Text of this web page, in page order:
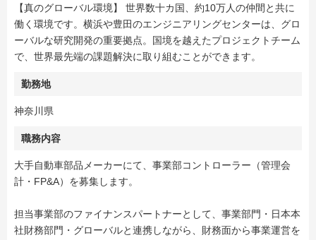
【真のグローバル環境】 世界数十カ国、約10万人の仲間と共に
働く環境です。横浜や豊田のエンジニアリングセンターは、グロ
ーバルな研究開発の重要拠点。国境を越えたプロジェクトチーム
で、世界最先端の課題解決に取り組むことができます。
勤務地
神奈川県
職務内容
大手自動車部品メーカーにて、事業部コントローラー（管理会
計・FP&A）を募集します。
担当事業部のファイナンスパートナーとして、事業部門・日本本
社財務部門・グローバルと連携しながら、財務面から事業運営を